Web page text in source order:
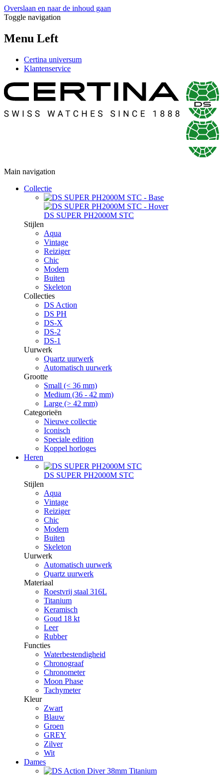
Overslaan en naar de inhoud gaan
Toggle navigation
Menu Left
Certina universum
Klantenservice
Main navigation
Collectie
DS SUPER PH2000M STC
Stijlen
Aqua
Vintage
Reiziger
Chic
Modern
Buiten
Skeleton
Collecties
DS Action
DS PH
DS-X
DS-2
DS-1
Uurwerk
Quartz uurwerk
Automatisch uurwerk
Grootte
Small (< 36 mm)
Medium (36 - 42 mm)
Large (> 42 mm)
Categorieën
Nieuwe collectie
Iconisch
Speciale edition
Koppel horloges
Heren
DS SUPER PH2000M STC
Stijlen
Aqua
Vintage
Reiziger
Chic
Modern
Buiten
Skeleton
Uurwerk
Automatisch uurwerk
Quartz uurwerk
Materiaal
Roestvrij staal 316L
Titanium
Keramisch
Goud 18 kt
Leer
Rubber
Functies
Waterbestendigheid
Chronograaf
Chronometer
Moon Phase
Tachymeter
Kleur
Zwart
Blauw
Groen
GREY
Zilver
Wit
Dames